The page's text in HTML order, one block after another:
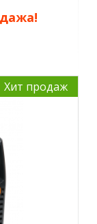
Хит продаж